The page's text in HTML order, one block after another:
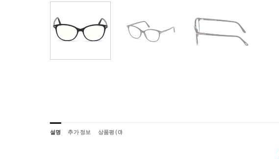
설명 추가 정보 상품평 (0)